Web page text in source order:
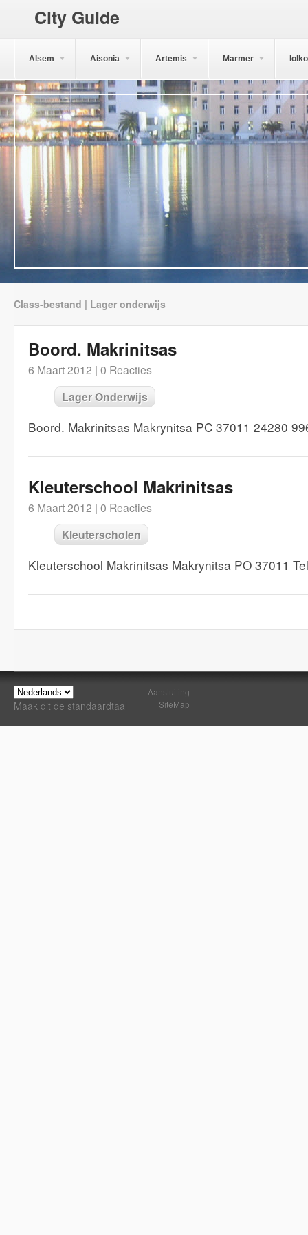
City Guide
Alsem Aisonia Artemis Marmer
Class-bestand | Lager onderwijs
Boord. Makrinitsas
6 Maart 2012 | 0 Reacties
Lager Onderwijs
Boord. Makrinitsas Makrynitsa PC 37011 24280
Kleuterschool Makrinitsas
6 Maart 2012 | 0 Reacties
Kleuterscholen
Kleuterschool Makrinitsas Makrynitsa PO 37011
Maak dit de standaardtaal
Aansluiting
SiteMap